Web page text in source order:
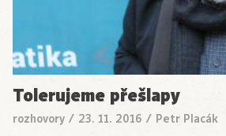
Tolerujeme přešlapy
rozhovory / 23. 11. 2016 / Petr Placák